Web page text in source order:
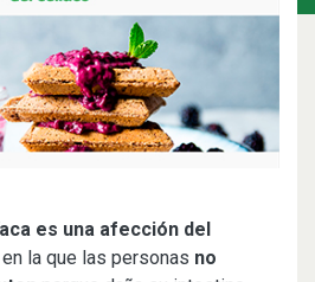
es una afección del
en la que las personas no